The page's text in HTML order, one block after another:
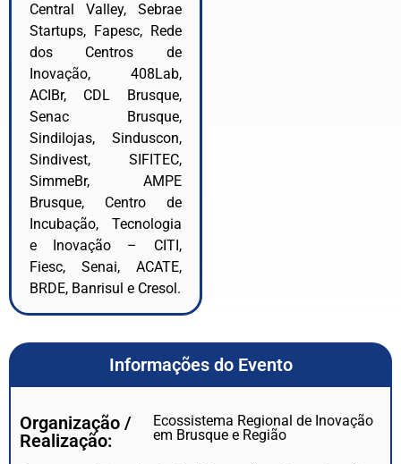
Central Valley, Sebrae
Startups, Fapesc, Rede
dos Centros de
Inovação, 408Lab,
ACIBr, CDL Brusque,
Senac Brusque,
Sindilojas, Sinduscon,
Sindivest, SIFITEC,
SimmeBr, AMPE
Brusque, Centro de
Incubação, Tecnologia
e Inovação – CITI,
Fiesc, Senai, ACATE,
BRDE, Banrisul e Cresol.
Informações do Evento
Organização /
Realização:
Ecossistema Regional de Inovação
em Brusque e Região